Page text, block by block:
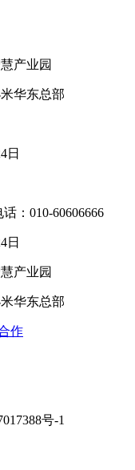
产业园
华东总部
日
：010-60606666
日
产业园
华东总部
作
号-1